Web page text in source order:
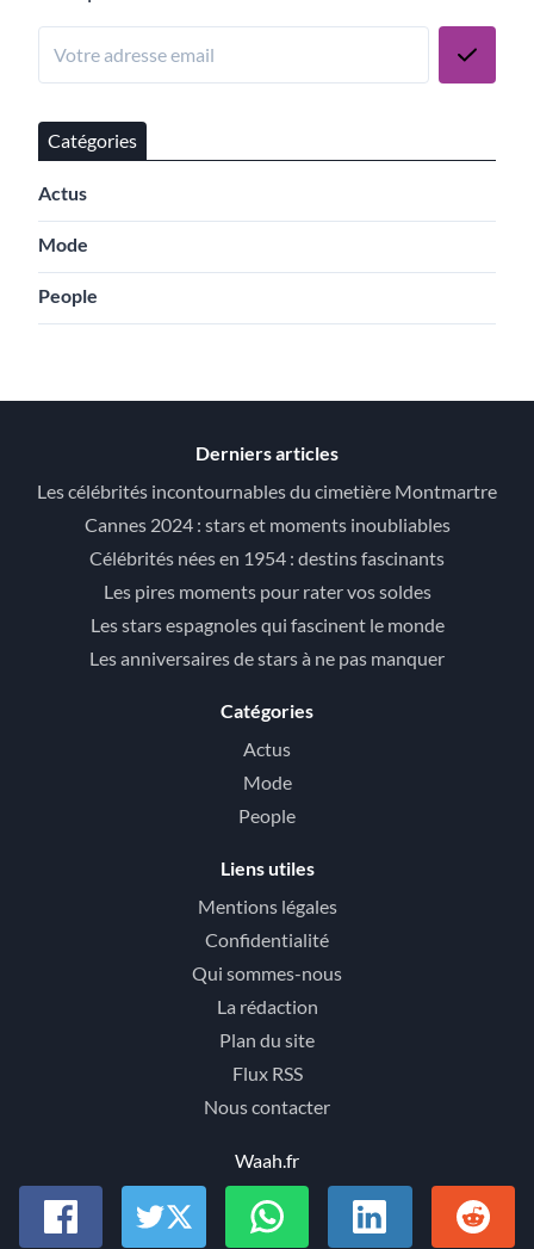
Catégories
Actus
Mode
People
Derniers articles
Les célébrités incontournables du cimetière Montmartre
Cannes 2024 : stars et moments inoubliables
Célébrités nées en 1954 : destins fascinants
Les pires moments pour rater vos soldes
Les stars espagnoles qui fascinent le monde
Les anniversaires de stars à ne pas manquer
Catégories
Actus
Mode
People
Liens utiles
Mentions légales
Confidentialité
Qui sommes-nous
La rédaction
Plan du site
Flux RSS
Nous contacter
Waah.fr